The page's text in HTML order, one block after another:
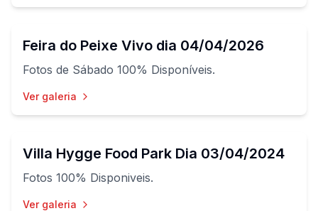
Feira do Peixe Vivo dia 04/04/2026
Fotos de Sábado 100% Disponíveis.
Ver galeria
Villa Hygge Food Park Dia 03/04/2024
Fotos 100% Disponiveis.
Ver galeria